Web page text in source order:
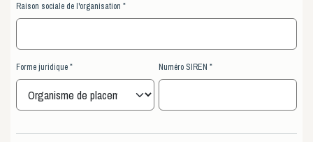
Raison sociale de l'organisation
Forme juridique Numéro SIREN